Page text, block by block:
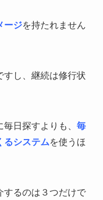
ージを持たれません
すし、継続は修行状
日探すよりも、 毎
るシステムを使うほ
するのは３つだけで